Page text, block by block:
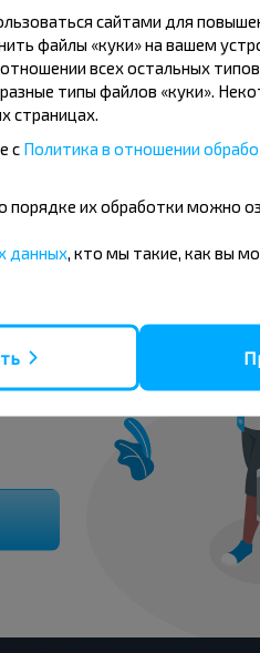
25.06.2026
Все отличо, очень
пунктуально...
5,0
Орша - Даугавпилс
Показать еще
сайтами для
файлы «куки» на вашем
всех остальных
типы файлов «куки».
страницах.
с Политика в отношении
порядке их обработки можно
данных , кто мы такие, как вы